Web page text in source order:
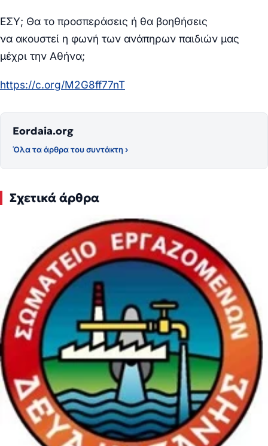
ΕΣΥ; Θα το προσπεράσεις ή θα βοηθήσεις
να ακουστεί η φωνή των ανάπηρων παιδιών μας
μέχρι την Αθήνα;
https://c.org/M2G8ff77nT
Eordaia.org
Όλα τα άρθρα του συντάκτη ›
Σχετικά άρθρα